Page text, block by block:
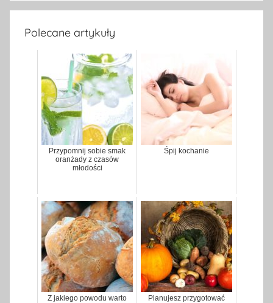
Polecane artykuły
Przypomnij sobie smak
oranżady z czasów
młodości
Śpij kochanie
Z jakiego powodu warto
Planujesz przygotować